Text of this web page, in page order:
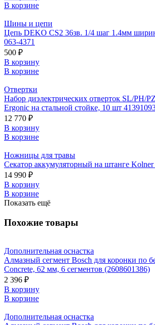
В корзине
Шины и цепи
Цепь DEKO СS2 36зв. 1/4 шаг 1.4мм
063-4371
500 ₽
В корзину
В корзине
Отвертки
Набор диэлектрических отверток SL/PH/
Ergonic на стальной стойке, 10 шт
12 770 ₽
В корзину
В корзине
Ножницы для травы
Секатор аккумуляторный на штанге
14 990 ₽
В корзину
В корзине
Показать ещё
Похожие товары
Дополнительная оснастка
Алмазный сегмент Bosch для коронки по
Concrete, 62 мм, 6 сегментов (2608601386)
2 396 ₽
В корзину
В корзине
Дополнительная оснастка